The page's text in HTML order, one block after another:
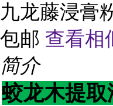
九龙藤浸膏
包邮 查看相
简介
蛟龙木提